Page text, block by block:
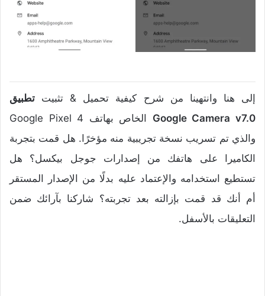
إلى هنا وانتهينا من شرح كيفية تحميل & تثبيت تطبيق
Google Camera v7.0
الخاص بهاتف Google Pixel 4
والذي تم تسريب نسخة تجريبية منه مؤخرًا. هل قمت بتجربة
الكاميرا على هاتفك من إصدارات جوجل بيكسل؟ هل
تستطيع استخدامه والإعتماد عليه بدلًا من الإصدار المستقر
أم أنك قد قمت بإزالته بعد تجربته؟ شاركنا بآرائك ضمن
التعليقات بالأسفل.